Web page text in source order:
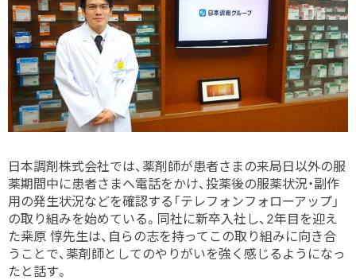
日本調剤株式会社では、薬剤師が患者さまの来局日以外の服
薬期間中に患者さまへ電話をかけ、投薬後の服薬状況・副作
用の発生状況などを確認する「テレフォンフォローアップ」
の取り組みを始めている。同社に新卒入社し、2年目を迎え
た桒原 惇先生は、自らの志を持ってこの取り組みに向き合
うことで、薬剤師としてのやりがいを強く感じるようになっ
たと話す。